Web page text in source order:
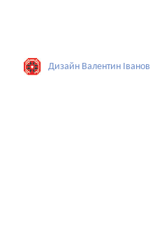
Дизайн Валентин Iванов